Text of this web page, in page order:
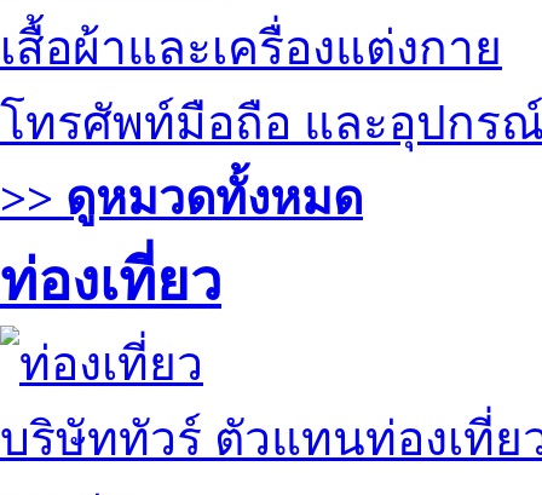
เสื้อผ้าและเครื่องแต่งกาย
โทรศัพท์มือถือ และอุปกร
>> ดูหมวดทั้งหมด
ท่องเที่ยว
บริษัททัวร์ ตัวแทนท่องเที่ย